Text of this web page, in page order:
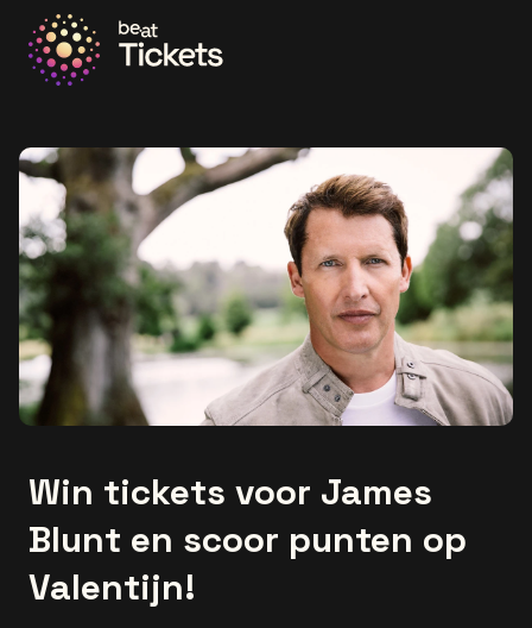
Win tickets voor James
Blunt en scoor punten op
Valentijn!